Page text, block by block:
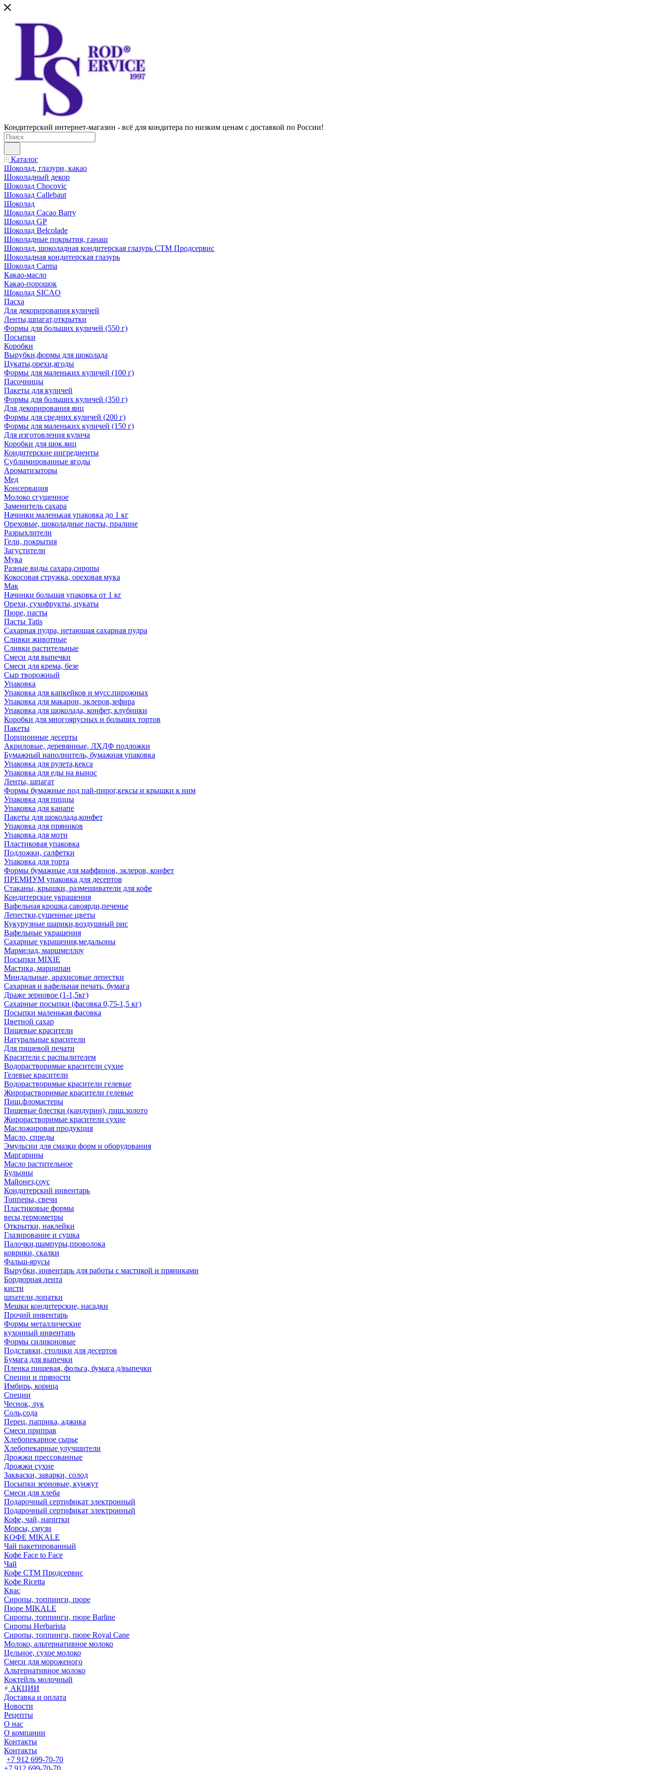
Кондитерский интернет-магазин - всё для кондитера по низким ценам с доставкой по России!
Каталог
Шоколад, глазури, какао
Шоколадный декор
Шоколад Chocovic
Шоколад Callebaut
Шоколад
Шоколад Cacao Barry
Шоколад GP
Шоколад Belcolade
Шоколадные покрытия, ганаш
Шоколад, шоколадная кондитерская глазурь СТМ Продсервис
Шоколадная кондитерская глазурь
Шоколад Carma
Какао-масло
Какао-порошок
Шоколад SICAO
Пасха
Для декорирования куличей
Ленты,шпагат,открытки
Формы для больших куличей (550 г)
Посыпки
Коробки
Вырубки,формы для шоколада
Цукаты,орехи,ягоды
Формы для маленьких куличей (100 г)
Пасочницы
Пакеты для куличей
Формы для больших куличей (350 г)
Для декорирования яиц
Формы для средних куличей (200 г)
Формы для маленьких куличей (150 г)
Для изготовления кулича
Коробки для шок.яиц
Кондитерские ингредиенты
Сублимированные ягоды
Ароматизаторы
Мед
Консервация
Молоко сгущенное
Заменитель сахара
Начинки маленькая упаковка до 1 кг
Ореховые, шоколадные пасты, пралине
Разрыхлители
Гели, покрытия
Загустители
Мука
Разные виды сахара,сиропы
Кокосовая стружка, ореховая мука
Мак
Начинки большая упаковка от 1 кг
Орехи, сухофрукты, цукаты
Пюре, пасты
Пасты Tatis
Сахарная пудра, нетающая сахарная пудра
Сливки животные
Сливки растительные
Смеси для выпечки
Смеси для крема, безе
Сыр творожный
Упаковка
Упаковка для капкейков и мусс.пирожных
Упаковка для макарон, эклеров,зефира
Упаковка для шоколада, конфет, клубники
Коробки для многоярусных и больших тортов
Пакеты
Порционные десерты
Акриловые, деревянные, ЛХДФ подложки
Бумажный наполнитель, бумажная упаковка
Упаковка для рулета,кекса
Упаковка для еды на вынос
Ленты, шпагат
Формы бумажные под пай-пирог,кексы и крышки к ним
Упаковка для пиццы
Упаковка для канапе
Пакеты для шоколада,конфет
Упаковка для пряников
Упаковка для моти
Пластиковая упаковка
Подложки, салфетки
Упаковка для торта
Формы бумажные для маффинов, эклеров, конфет
ПРЕМИУМ упаковка для десертов
Стаканы, крышки, размешиватели для кофе
Кондитерские украшения
Вафельная крошка,савоярди,печенье
Лепестки,сушенные цветы
Кукурузные шарики,воздушный рис
Вафельные украшения
Сахарные украшения,медальоны
Мармелад, маршмеллоу
Посыпки MIXIE
Мастика, марципан
Миндальные, арахисовые лепестки
Сахарная и вафельная печать, бумага
Драже зерновое (1-1,5кг)
Сахарные посыпки (фасовка 0,75-1,5 кг)
Посыпки маленькая фасовка
Цветной сахар
Пищевые красители
Натуральные красители
Для пищевой печати
Красители с распылителем
Водорастворимые красители сухие
Гелевые красители
Водорастворимые красители гелевые
Жирорастворимые красители гелевые
Пищ.фломастеры
Пищевые блестки (кандурин), пищ.золото
Жирорастворимые красители сухие
Масложировая продукция
Масло, спреды
Эмульсии для смазки форм и оборудования
Маргарины
Масло растительное
Бульоны
Майонез,соус
Кондитерский инвентарь
Топперы, свечи
Пластиковые формы
весы,термометры
Открытки, наклейки
Глазирование и сушка
Палочки,шампуры,проволока
коврики, скалки
Фальш-ярусы
Вырубки, инвентарь для работы с мастикой и пряниками
Бордюрная лента
кисти
шпатели,лопатки
Мешки кондитерские, насадки
Прочий инвентарь
Формы металлические
кухонный инвентарь
Формы силиконовые
Подставки, столики для десертов
Бумага для выпечки
Пленка пищевая, фольга, бумага д/выпечки
Специи и пряности
Имбирь, корица
Специи
Чеснок, лук
Соль,сода
Перец, паприка, аджика
Смеси приправ
Хлебопекарное сырье
Хлебопекарные улучшители
Дрожжи прессованные
Дрожжи сухие
Закваски, заварки, солод
Посыпки зерновые, кунжут
Смеси для хлеба
Подарочный сертификат электронный
Подарочный сертификат электронный
Кофе, чай, напитки
Морсы, смузи
КОФЕ MIKALE
Чай пакетированный
Кофе Face to Face
Чай
Кофе СТМ Продсервис
Кофе Ricetta
Квас
Сиропы, топпинги, пюре
Пюре MIKALE
Сиропы, топпинги, пюре Barline
Сиропы Herbarista
Сиропы, топпинги, пюре Royal Cane
Молоко, альтернативное молоко
Цельное, сухое молоко
Смеси для мороженого
Альтернативное молоко
Коктейль молочный
АКЦИИ
Доставка и оплата
Новости
Рецепты
О нас
О компании
Контакты
Контакты
+7 912 699-70-70
+7 912 699-70-70